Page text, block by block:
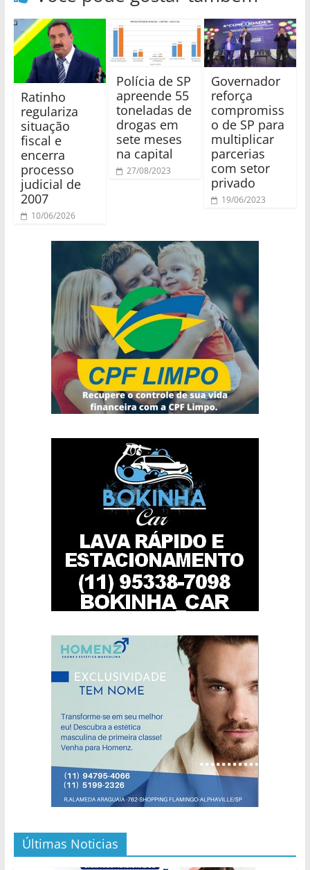
Ratinho
regulariza
situação
fiscal e
encerra
processo
judicial de
2007
10/06/2026
Polícia de SP
apreende 55
toneladas de
drogas em
sete meses
na capital
27/08/2023
Governador
reforça
compromiss
o de SP para
multiplicar
parcerias
com setor
privado
19/06/2023
Últimas Noticias